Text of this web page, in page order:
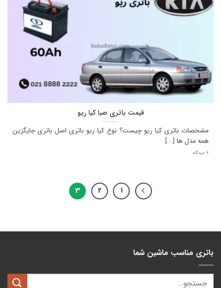
قیمت باتری صبا کیا ریو
مشخصات باتری کیا ریو چیست؟ نوع کیا ریو باتری اصل باتری جایگزین
همه مدل ها [...]
6 دیدگاه
1
2
3
باتری مناسب ماشین شما